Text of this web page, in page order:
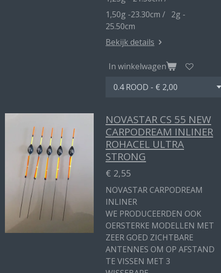
1,50g -23.30cm / 2g -
25.50cm
Bekijk details
In winkelwagen
NOVASTAR CS 55 NEW
CARPODREAM INLINER
ROHACEL ULTRA
STRONG
€ 2,55
NOVASTAR CARPODREAM
INLINER
WE PRODUCEERDEN OOK
OERSTERKE MODELLEN MET
ZEER GOED ZICHTBARE
ANTENNES OM OP AFSTAND
TE VISSEN MET 3